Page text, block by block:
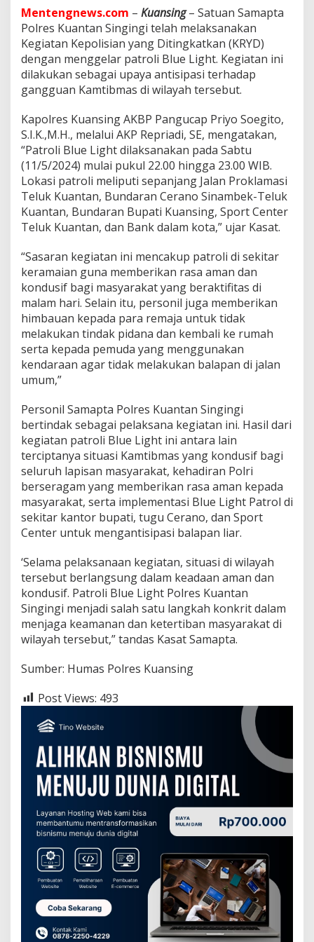
y
a
h
P
o
l
r
s
K
u
a
n
s
i
n
g
G
l
a
r
P
a
t
r
l
i
u
L
i
g
h
t
Mentengnews.com – Kuansing– Satuan Samapta
Polres Kuantan Singingi telah melaksanakan
Kegiatan Kepolisian yang Ditingkatkan (KRYD)
dengan menggelar patroli Blue Light. Kegiatan ini
dilakukan sebagai upaya antisipasi terhadap
gangguan Kamtibmas di wilayah tersebut.
Kapolres Kuansing AKBP Pangucap Priyo Soegito,
S.I.K.,M.H., melalui AKP Repriadi, SE, mengatakan,
“Patroli Blue Light dilaksanakan pada Sabtu
(11/5/2024) mulai pukul 22.00 hingga 23.00 WIB.
Lokasi patroli meliputi sepanjang Jalan Proklamasi
Teluk Kuantan, Bundaran Cerano Sinambek-Teluk
Kuantan, Bundaran Bupati Kuansing, Sport Center
Teluk Kuantan, dan Bank dalam kota,” ujar Kasat.
“Sasaran kegiatan ini mencakup patroli di sekitar
keramaian guna memberikan rasa aman dan
kondusif bagi masyarakat yang beraktifitas di
malam hari. Selain itu, personil juga memberikan
himbauan kepada para remaja untuk tidak
melakukan tindak pidana dan kembali ke rumah
serta kepada pemuda yang menggunakan
kendaraan agar tidak melakukan balapan di jalan
umum,”
Personil Samapta Polres Kuantan Singingi
bertindak sebagai pelaksana kegiatan ini. Hasil dari
kegiatan patroli Blue Light ini antara lain
terciptanya situasi Kamtibmas yang kondusif bagi
seluruh lapisan masyarakat, kehadiran Polri
berseragam yang memberikan rasa aman kepada
masyarakat, serta implementasi Blue Light Patrol di
sekitar kantor bupati, tugu Cerano, dan Sport
Center untuk mengantisipasi balapan liar.
‘Selama pelaksanaan kegiatan, situasi di wilayah
tersebut berlangsung dalam keadaan aman dan
kondusif. Patroli Blue Light Polres Kuantan
Singingi menjadi salah satu langkah konkrit dalam
menjaga keamanan dan ketertiban masyarakat di
wilayah tersebut,” tandas Kasat Samapta.
Sumber: Humas Polres Kuansing
Post Views: 493